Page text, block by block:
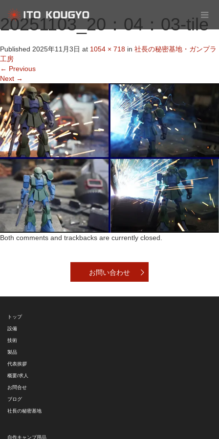
20251103_20：04：03-tile
Published 2025年11月3日 at 1054 × 718 in 社長の秘密基地・ガンプラ
工房
← Previous
Next →
Both comments and trackbacks are currently closed.
お問い合わせ
トップ
設備
技術
製品
代表挨拶
概要/求人
お問合せ
ブログ
社長の秘密基地
自作キャンプ用品